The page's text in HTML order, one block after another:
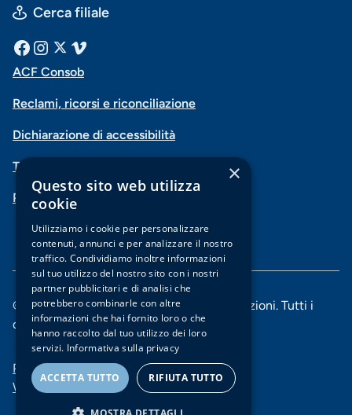
Cerca filiale
Menu
social
Facebook
InstagramVimeo
Menu
navigazione
piè
di
pagina
ACF Consob
Reclami, ricorsi e riconciliazione
Dichiarazione di accessibilità
Trasparenza
PSD2-Open Banking
© 2025 Banca di Piacenza soc. coop. per azioni. Tutti i
diritti riservati.
Menu
di
Privacy e Cookie policy
Whistleblowing
×
Questo sito web utilizza
cookie
Utilizziamo i cookie per personalizzare
contenuti, annunci e per analizzare il nostro
traffico. Condividiamo inoltre informazioni
sul tuo utilizzo del nostro sito con i nostri
partner pubblicitari e di analisi che
potrebbero combinarle con altre
informazioni che hai fornito loro o che
hanno raccolto dal tuo utilizzo dei loro
servizi. Informativa sulla privacy
ACCETTA TUTTO RIFIUTA TUTTO